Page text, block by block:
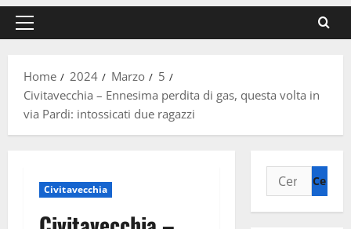
Menu
Home
2024 Marzo
5
Civitavecchia – Ennesima perdita di gas, questa volta in
via Pardi: intossicati due ragazzi
Civitavecchia
Ricerca
per: